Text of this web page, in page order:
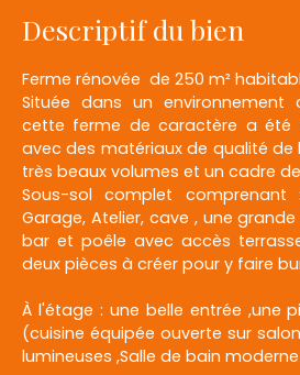
Descriptif du bien
Ferme rénovée de 250 m²
Située dans un environnement
cette ferme de caractère a été
avec des matériaux de qualité de
très beaux volumes et un cadre
Sous-sol complet comprenant
Garage, Atelier, cave , une
bar et poêle avec accès
deux pièces à créer pour y faire
À l'étage : une belle entrée ,une
(cuisine équipée ouverte sur
lumineuses ,Salle de bain